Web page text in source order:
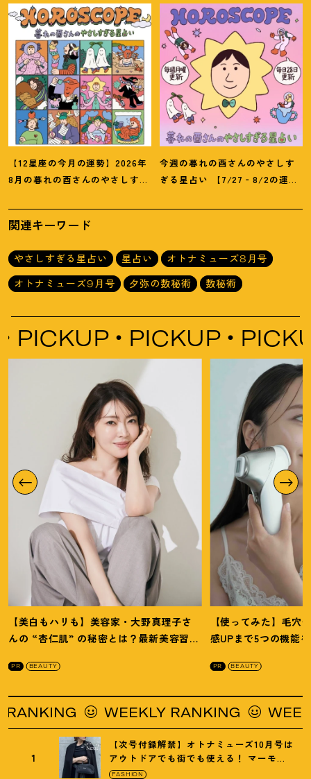
【12星座の今月の運勢】2026年
8月の暮れの酉さんのやさしすぎ
今週の暮れの酉さんのやさしす
ぎる星占い 【7/27‐8/2の運
関連キーワード
やさしすぎる星占い 星占い
オトナミューズ8月号
オトナミューズ9月号
夕弥の数秘術 数秘術
PICKUP PICKUP
【美白もハリも】美容家・大野真理子さ
んの “杏仁肌” の秘密とは ？ 最新美容習慣
PR BEAUTY
【使ってみた】毛穴
感UPまで5つの機能
PR BEAUTY
WEEKLY RANKING WEEKLY
1
【次号付録解禁】オトナミューズ10月号は
アウトドアでも街でも使える ！ マーモッ
トの黒ショルダー
FASHION